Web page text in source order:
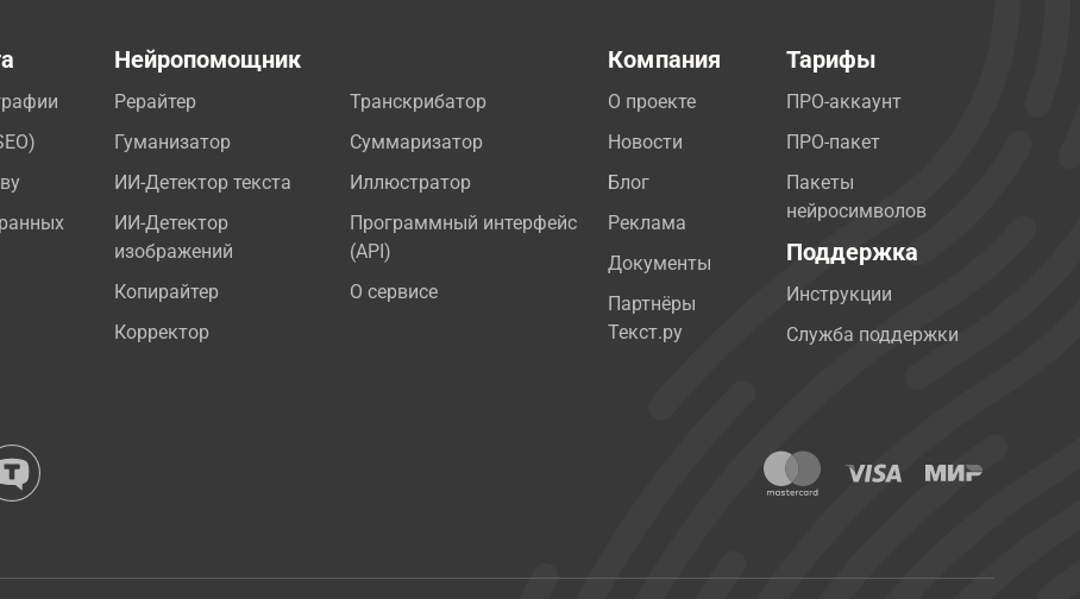
Нейропомощник
Рерайтер
Гуманизатор
ИИ-Детектор текста
ИИ-Детектор
изображений
Копирайтер
Корректор
Транскрибатор
Суммаризатор
Иллюстратор
Программный интерфейс
(API)
О сервисе
Компания
О проекте
Новости
Блог
Реклама
Документы
Партнёры
Текст.ру
Тарифы
ПРО-аккаунт
ПРО-пакет
Пакеты
нейросимволов
Поддержка
Инструкции
Служба поддержки